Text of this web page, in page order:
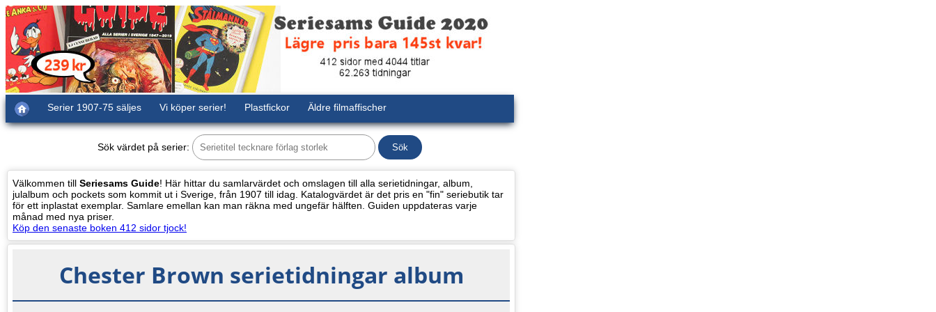
Serier 1907-75 säljes Vi köper serier! Plastfickor Äldre filmaffischer
Sök värdet på serier:
Välkommen till Seriesams Guide! Här hittar du samlarvärdet och omslagen till alla serietidningar, album,
julalbum och pockets som kommit ut i Sverige, från 1907 till idag. Katalogvärdet är det pris en "fin" seriebutik tar
för ett inplastat exemplar. Samlare emellan kan man räkna med ungefär hälften. Guiden uppdateras varje
månad med nya priser.
Köp den senaste boken 412 sidor tjock!
Chester Brown serietidningar album